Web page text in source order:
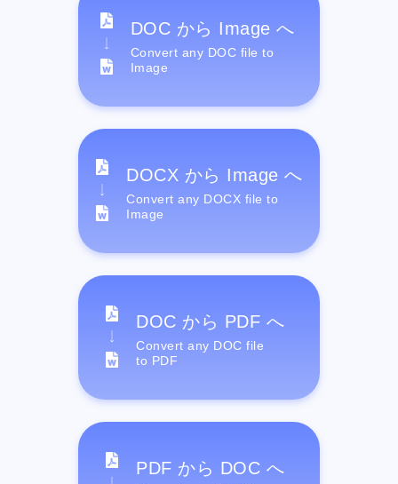
DOC から Image へ
Convert any DOC file to
Image
DOCX から Image へ
Convert any DOCX file to
Image
DOC から PDF へ
Convert any DOC file
to PDF
PDF から DOC へ